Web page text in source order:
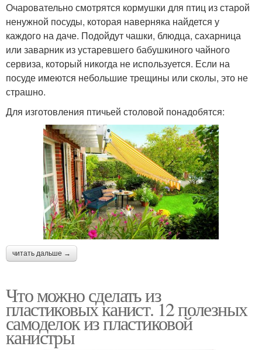
Очаровательно смотрятся кормушки для птиц из старой
ненужной посуды, которая наверняка найдется у
каждого на даче. Подойдут чашки, блюдца, сахарница
или заварник из устаревшего бабушкиного чайного
сервиза, который никогда не используется. Если на
посуде имеются небольшие трещины или сколы, это не
страшно.
Для изготовления птичьей столовой понадобятся:
читать дальше →
Что можно сделать из
пластиковых канист. 12 полезных
самоделок из пластиковой
канистры